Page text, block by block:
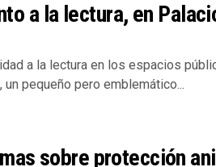
a la lectura, en
a la lectura en los espacios
pequeño pero emblemático...
sobre protección